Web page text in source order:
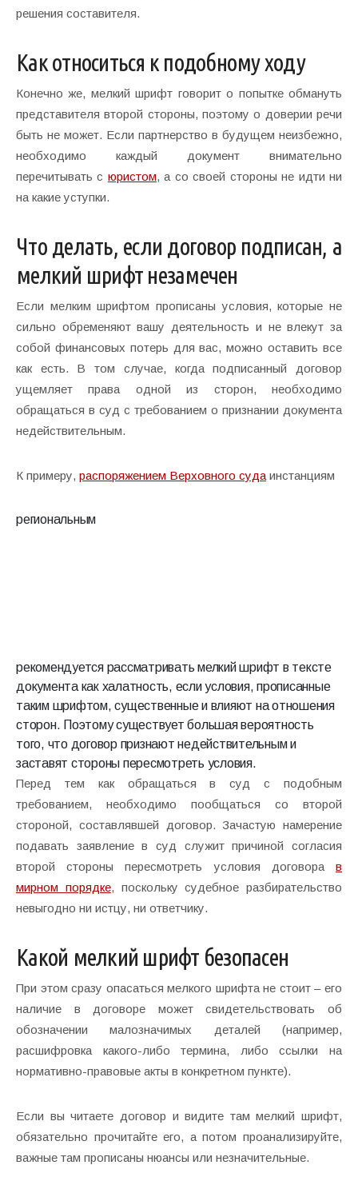
решения составителя.
Как относиться к подобному ходу
Конечно же, мелкий шрифт говорит о попытке обмануть
представителя второй стороны, поэтому о доверии речи
быть не может. Если партнерство в будущем неизбежно,
необходимо каждый документ внимательно
перечитывать с юристом, а со своей стороны не идти ни
на какие уступки.
Что делать, если договор подписан, а
мелкий шрифт незамечен
Если мелким шрифтом прописаны условия, которые не
сильно обременяют вашу деятельность и не влекут за
собой финансовых потерь для вас, можно оставить все
как есть. В том случае, когда подписанный договор
ущемляет права одной из сторон, необходимо
обращаться в суд с требованием о признании документа
недействительным.
К примеру, распоряжением Верховного суда инстанциям
региональным
рекомендуется рассматривать мелкий шрифт в тексте
документа как халатность, если условия, прописанные
таким шрифтом, существенные и влияют на отношения
сторон. Поэтому существует большая вероятность
того, что договор признают недействительным и
заставят стороны пересмотреть условия.
Перед тем как обращаться в суд с подобным
требованием, необходимо пообщаться со второй
стороной, составлявшей договор. Зачастую намерение
подавать заявление в суд служит причиной согласия
второй стороны пересмотреть условия договора в
мирном порядке, поскольку судебное разбирательство
невыгодно ни истцу, ни ответчику.
Какой мелкий шрифт безопасен
При этом сразу опасаться мелкого шрифта не стоит – его
наличие в договоре может свидетельствовать об
обозначении малозначимых деталей (например,
расшифровка какого-либо термина, либо ссылки на
нормативно-правовые акты в конкретном пункте).
Если вы читаете договор и видите там мелкий шрифт,
обязательно прочитайте его, а потом проанализируйте,
важные там прописаны нюансы или незначительные.